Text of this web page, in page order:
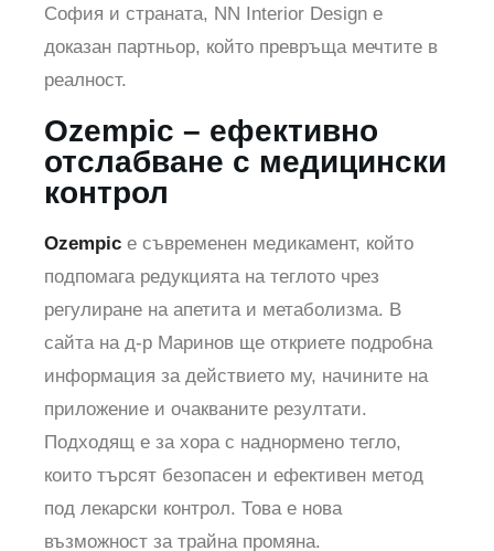
София и страната, NN Interior Design е
доказан партньор, който превръща мечтите в
реалност.
Ozempic – ефективно
отслабване с медицински
контрол
Ozempic е съвременен медикамент, който
подпомага редукцията на теглото чрез
регулиране на апетита и метаболизма. В
сайта на д-р Маринов ще откриете подробна
информация за действието му, начините на
приложение и очакваните резултати.
Подходящ е за хора с наднормено тегло,
които търсят безопасен и ефективен метод
под лекарски контрол. Това е нова
възможност за трайна промяна.